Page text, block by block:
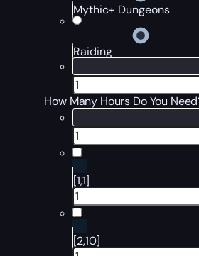
Mythic+ Dungeons
Raiding
How Many Hours Do You
[1,1]
[2,10]